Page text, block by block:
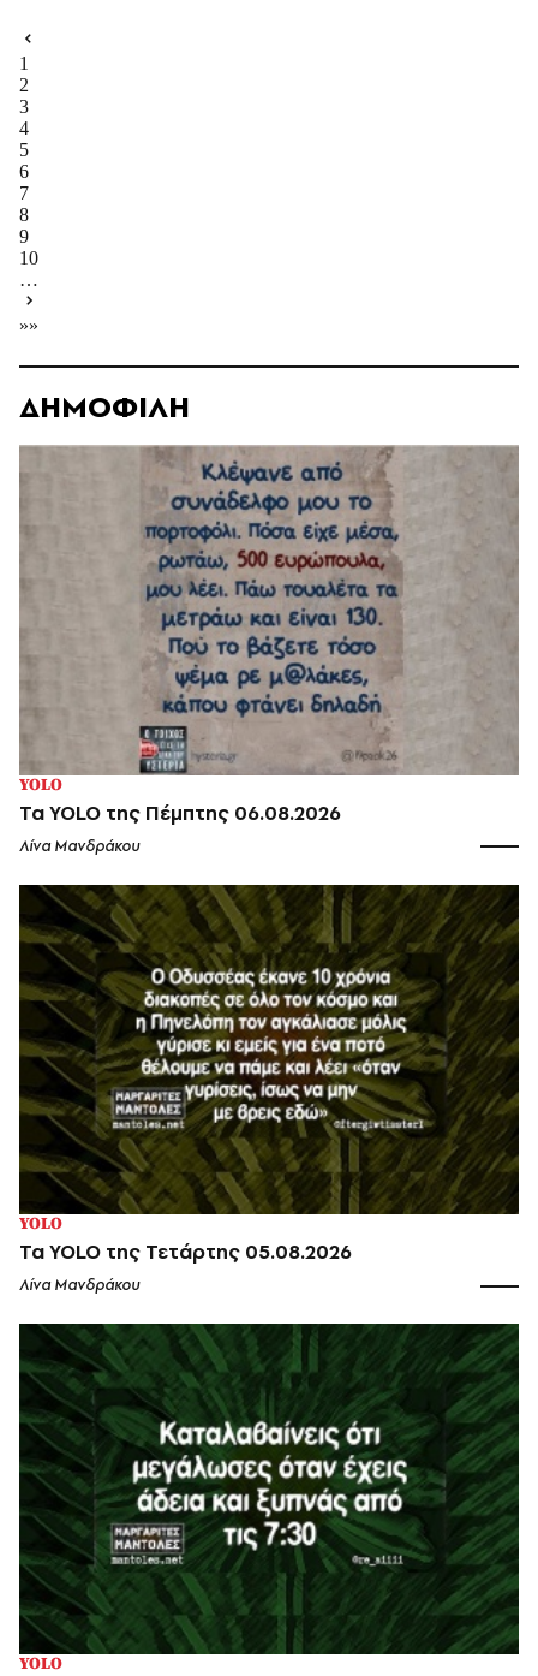
1
2
3
4
5
6
7
8
9
10
…
»»
ΔΗΜΟΦΙΛΗ
YOLO
Τα YOLO της Πέμπτης 06.08.2026
Λίνα Μανδράκου
YOLO
Τα YOLO της Τετάρτης 05.08.2026
Λίνα Μανδράκου
YOLO